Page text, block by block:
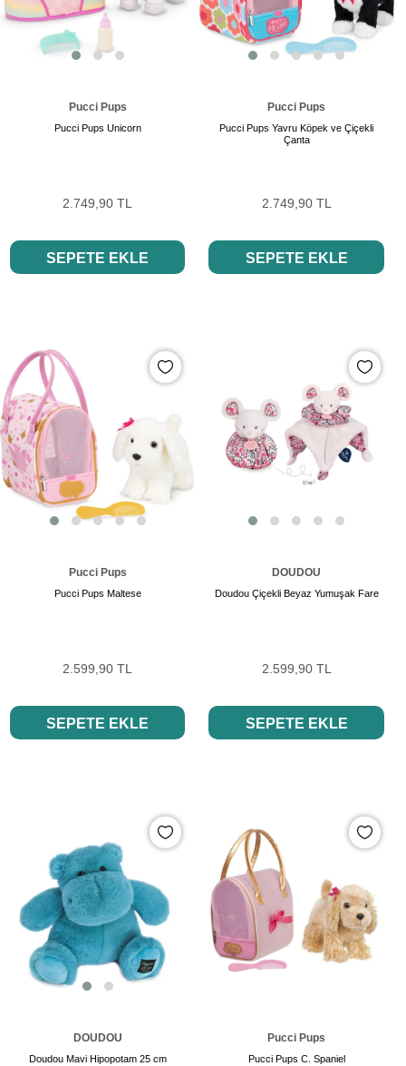
Pucci Pups
Pucci Pups Unicorn
2.749,90 TL
SEPETE EKLE
Pucci Pups
Pucci Pups Yavru Köpek ve Çiçekli
Çanta
2.749,90 TL
SEPETE EKLE
Pucci Pups
Pucci Pups Maltese
2.599,90 TL
SEPETE EKLE
DOUDOU
Doudou Çiçekli Beyaz Yumuşak Fare
2.599,90 TL
SEPETE EKLE
DOUDOU
Doudou Mavi Hipopotam 25 cm
Pucci Pups
Pucci Pups C. Spaniel